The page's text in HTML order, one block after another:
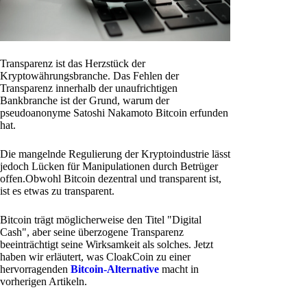
Transparenz ist das Herzstück der
Kryptowährungsbranche. Das Fehlen der
Transparenz innerhalb der unaufrichtigen
Bankbranche ist der Grund, warum der
pseudoanonyme Satoshi Nakamoto Bitcoin erfunden
hat.
Die mangelnde Regulierung der Kryptoindustrie lässt
jedoch Lücken für Manipulationen durch Betrüger
offen.Obwohl Bitcoin dezentral und transparent ist,
ist es etwas zu transparent.
Bitcoin trägt möglicherweise den Titel "Digital
Cash", aber seine überzogene Transparenz
beeinträchtigt seine Wirksamkeit als solches. Jetzt
haben wir erläutert, was CloakCoin zu einer
hervorragenden Bitcoin-Alternative macht in
vorherigen Artikeln.